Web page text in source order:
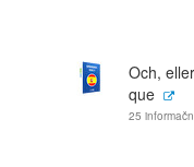
Och,
que
25